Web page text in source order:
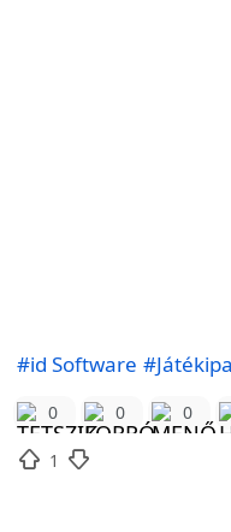
#id Software
0 0 0
1